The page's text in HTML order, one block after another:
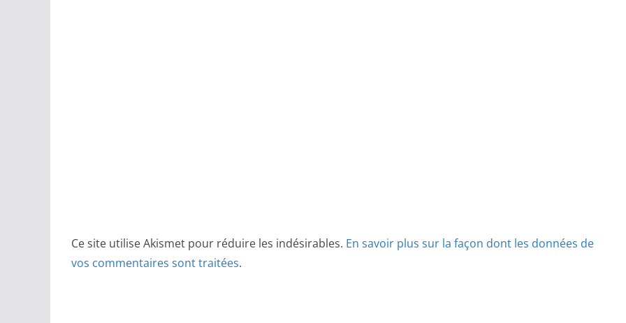
Ce site utilise Akismet pour réduire les indésirables. En savoir plus sur la façon dont les données de
vos commentaires sont traitées.